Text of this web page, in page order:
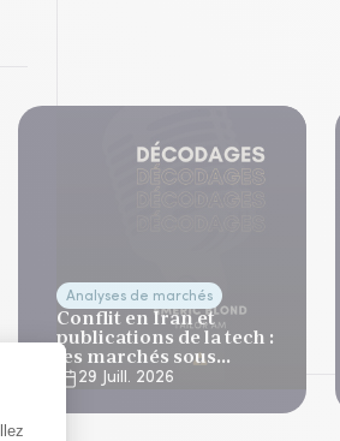
Analyses de marchés
Conflit en Iran et
publications de la tech :
les marchés sous
tension
29 Juill. 2026